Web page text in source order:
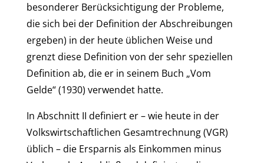
besonderer Berücksichtigung der Probleme,
die sich bei der Definition der Abschreibungen
ergeben) in der heute üblichen Weise und
grenzt diese Definition von der sehr speziellen
Definition ab, die er in seinem Buch „Vom
Gelde“ (1930) verwendet hatte.
In Abschnitt II definiert er – wie heute in der
Volkswirtschaftlichen Gesamtrechnung (VGR)
üblich – die Ersparnis als Einkommen minus